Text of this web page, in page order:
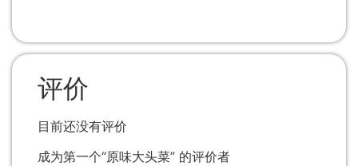
评价
目前还没有评价
成为第一个“原味大头菜” 的评价者